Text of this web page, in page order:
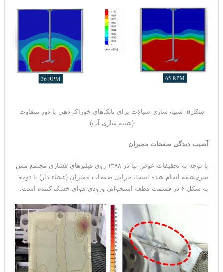
شکل۵- شبیه سازی سیالات برای تانک‌های خوراک دهی با دور متفاوت
(شبیه سازی آب)
آسیب دیدگی صفحات ممبران
با توجه به تحقیقات عوض نیا در ۱۳۹۸ روی فیلترهای فشاری مجتمع مس
سرچشمه انجام شده است، خرابی صفحات ممبران (غشاء دار) با توجه
به شکل ۶ در قسمت قطعه استخوانی ورودی هوای خشک کننده است.